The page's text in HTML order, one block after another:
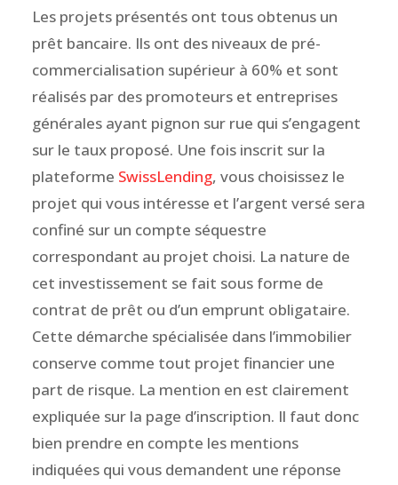
Les projets présentés ont tous obtenus un
prêt bancaire. Ils ont des niveaux de pré-
commercialisation supérieur à 60% et sont
réalisés par des promoteurs et entreprises
générales ayant pignon sur rue qui s’engagent
sur le taux proposé. Une fois inscrit sur la
plateforme SwissLending, vous choisissez le
projet qui vous intéresse et l’argent versé sera
confiné sur un compte séquestre
correspondant au projet choisi. La nature de
cet investissement se fait sous forme de
contrat de prêt ou d’un emprunt obligataire.
Cette démarche spécialisée dans l’immobilier
conserve comme tout projet financier une
part de risque. La mention en est clairement
expliquée sur la page d’inscription. Il faut donc
bien prendre en compte les mentions
indiquées qui vous demandent une réponse